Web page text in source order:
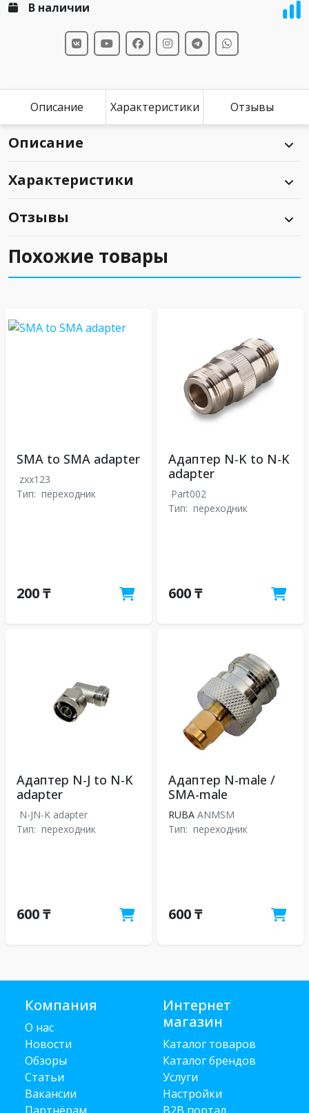
В наличии
Описание Характеристики Отзывы
Описание
Характеристики
Отзывы
Похожие товары
SMA to SMA adapter
zxx123
Тип: переходник
200 ₸
Адаптер N-K to N-K
adapter
Part002
Тип: переходник
600 ₸
Адаптер N-J to N-K
adapter
N-JN-K adapter
Тип: переходник
600 ₸
Адаптер N-male /
SMA-male
RUBA ANMSM
Тип: переходник
600 ₸
Компания
О нас
Новости
Обзоры
Статьи
Вакансии
Интернет
магазин
Каталог товаров
Каталог брендов
Услуги
Настройки